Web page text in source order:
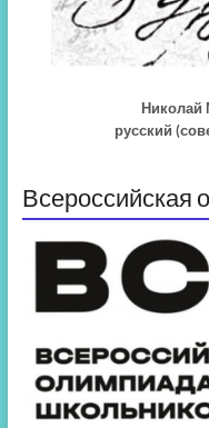
Николай
русский
Всероссийская